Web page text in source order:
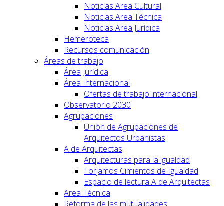
Noticias Area Cultural
Noticias Area Técnica
Noticias Area Jurídica
Hemeroteca
Recursos comunicación
Áreas de trabajo
Área Jurídica
Área Internacional
Ofertas de trabajo internacional
Observatorio 2030
Agrupaciones
Unión de Agrupaciones de
Arquitectos Urbanistas
A de Arquitectas
Arquitecturas para la igualdad
Forjamos Cimientos de Igualdad
Espacio de lectura A de Arquitectas
Area Técnica